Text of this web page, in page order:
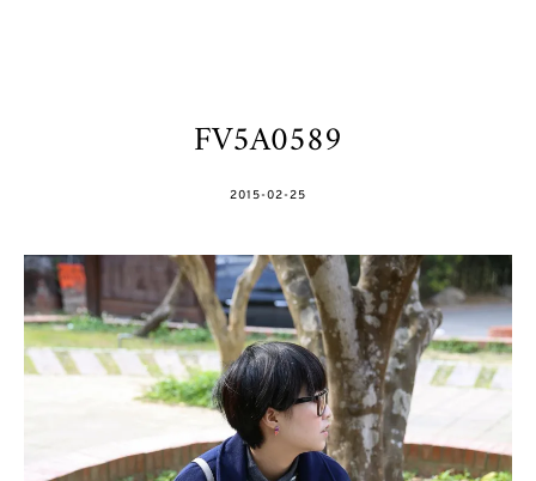
FV5A0589
POSTED
2015-02-25